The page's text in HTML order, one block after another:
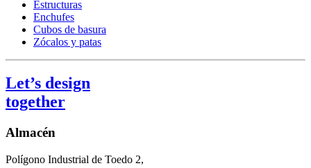
Estructuras
Enchufes
Cubos de basura
Zócalos y patas
Let’s design
together
Almacén
Polígono Industrial de Toedo 2,